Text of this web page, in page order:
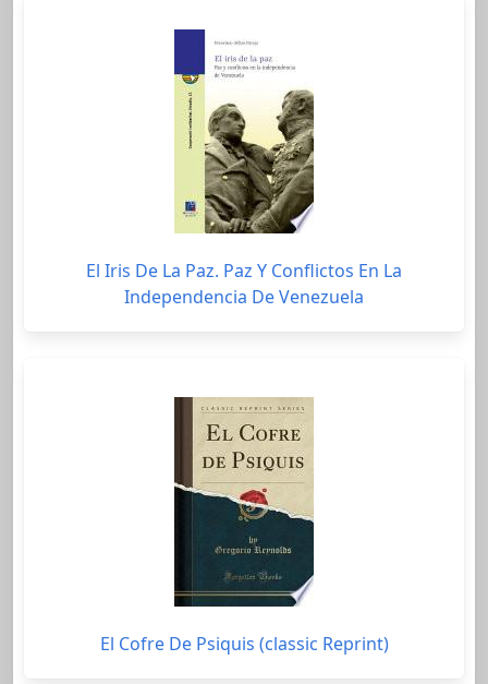
El Iris De La Paz. Paz Y Conflictos En La
Independencia De Venezuela
El Cofre De Psiquis (classic Reprint)